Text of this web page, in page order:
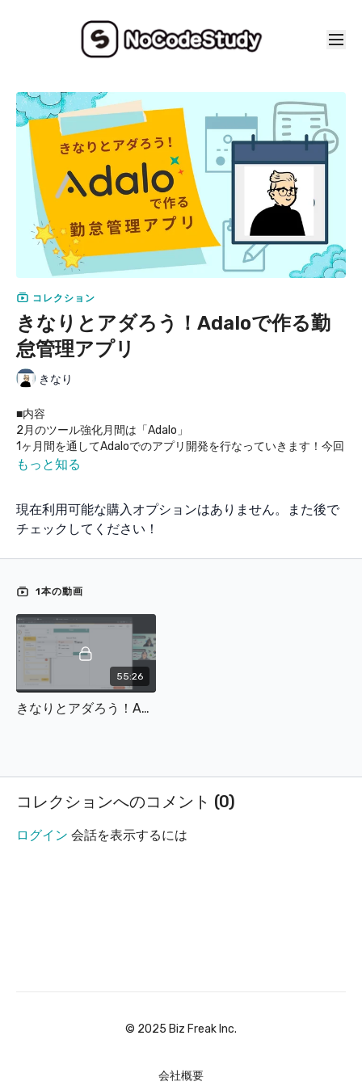
コレクション
きなりとアダろう！Adaloで作る勤
怠管理アプリ
きなり
■内容
2月のツール強化月間は「Adalo」
1ヶ月間を通してAdaloでのアプリ開発を行なっていきます！今回
講師にお呼びしたのはNoCodeCamp公認Adaloエキスパートのき
理アプリを作成していきます！Adaloでのサービス開発の最前線
を走るきなりさんとご一緒に2日間でサービスを作っていきまし
もっと知る
現在利用可能な購入オプションはありません。また後で
チェックしてください！
1本の動画
55:26
きなりとアダろう！Adaloで作る勤怠管理アプリ
コレクションへのコメント (0)
ログイン 会話を表示するには
©︎ 2025 Biz Freak Inc.
会社概要